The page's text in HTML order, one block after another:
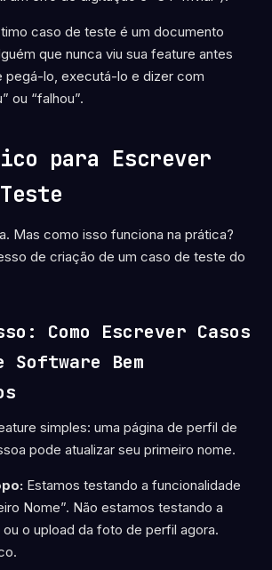
caso de teste é um documento
que nunca viu sua feature antes
pegá-lo, executá-lo e dizer com
ou “falhou”.
para Escrever
Mas como isso funciona na prática?
de criação de um caso de teste do
Como Escrever Casos
Software Bem
simples: uma página de perfil de
pode atualizar seu primeiro nome.
Estamos testando a funcionalidade
Nome”. Não estamos testando a
o upload da foto de perfil agora.